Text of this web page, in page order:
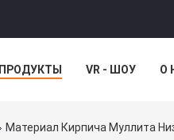
ПРОДУКТЫ VR - ШОУ О
Материал Кирпича Муллита